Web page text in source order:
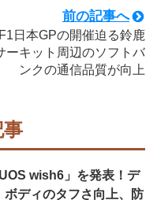
前の記事へ
F1日本GPの開催迫る鈴鹿
ーキット周辺のソフトバ
ンクの通信品質が向上
事
wish6」を発表！デ
ボディのタフさ向上、防